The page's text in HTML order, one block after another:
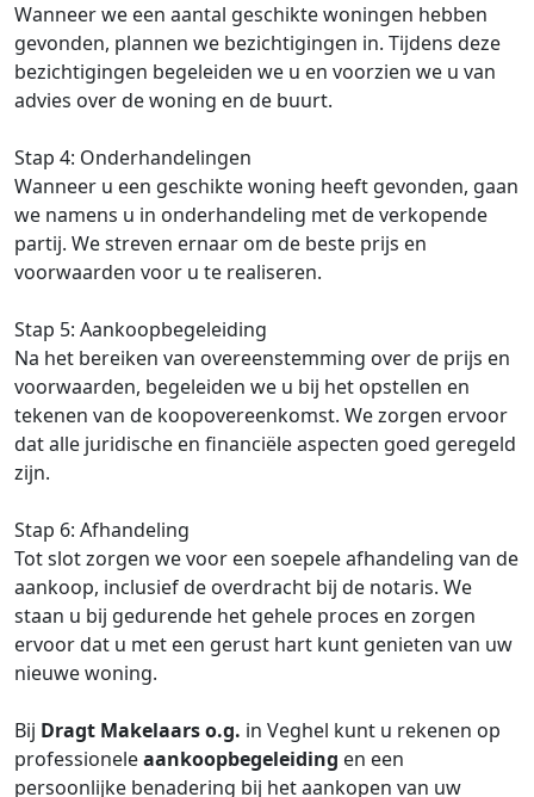
Wanneer we een aantal geschikte woningen hebben
gevonden, plannen we bezichtigingen in. Tijdens deze
bezichtigingen begeleiden we u en voorzien we u van
advies over de woning en de buurt.
Stap 4: Onderhandelingen
Wanneer u een geschikte woning heeft gevonden, gaan
we namens u in onderhandeling met de verkopende
partij. We streven ernaar om de beste prijs en
voorwaarden voor u te realiseren.
Stap 5: Aankoopbegeleiding
Na het bereiken van overeenstemming over de prijs en
voorwaarden, begeleiden we u bij het opstellen en
tekenen van de koopovereenkomst. We zorgen ervoor
dat alle juridische en financiële aspecten goed geregeld
zijn.
Stap 6: Afhandeling
Tot slot zorgen we voor een soepele afhandeling van de
aankoop, inclusief de overdracht bij de notaris. We
staan u bij gedurende het gehele proces en zorgen
ervoor dat u met een gerust hart kunt genieten van uw
nieuwe woning.
Bij Dragt Makelaars o.g. in Veghel kunt u rekenen op
professioneleaankoopbegeleiding en een
persoonlijke benadering bij het aankopen van uw